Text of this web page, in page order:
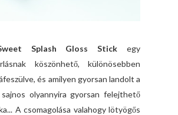
Splash Gloss Stick egy
köszönhető, különösebben
és amilyen gyorsan landolt a
sajnos olyannyira gyorsan felejthető
A csomagolása valahogy lötyögős